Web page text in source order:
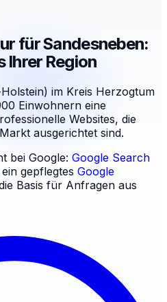
für Sandesneben:
Ihrer Region
im Kreis Herzogtum
Einwohnern eine
Websites, die
ausgerichtet sind.
bei Google: Google Search
gepflegtes Google
Basis für Anfragen aus